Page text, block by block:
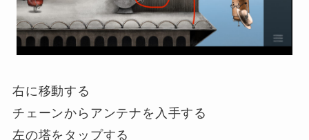
右に移動する
チェーンからアンテナを入手する
左の塔をタップする